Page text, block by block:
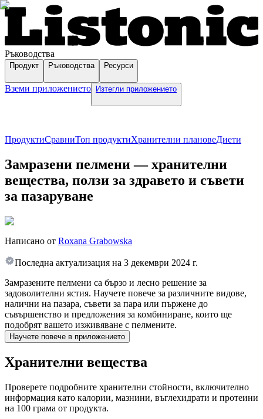
Ръководства
Продукт Ръководства Ресурси
Вземи приложението Изтегли приложението
ПродуктиСравниТоп продуктиХранителни плановеДиети
Замразени пелмени — хранителни
вещества, ползи за здравето и съвети
за пазаруване
Написано от Roxana Grabowska
Последна актуализация на 3 декември 2024 г.
Замразените пелмени са бързо и лесно решение за
задоволителни ястия. Научете повече за различните видове,
налични на пазара, съвети за пара или пържене до
съвършенство и предложения за комбиниране, които ще
подобрят вашето изживяване с пелмените.
Научете повече в приложението
Хранителни вещества
Проверете подробните хранителни стойности, включително
информация като калории, мазнини, въглехидрати и протеини
на 100 грама от продукта.